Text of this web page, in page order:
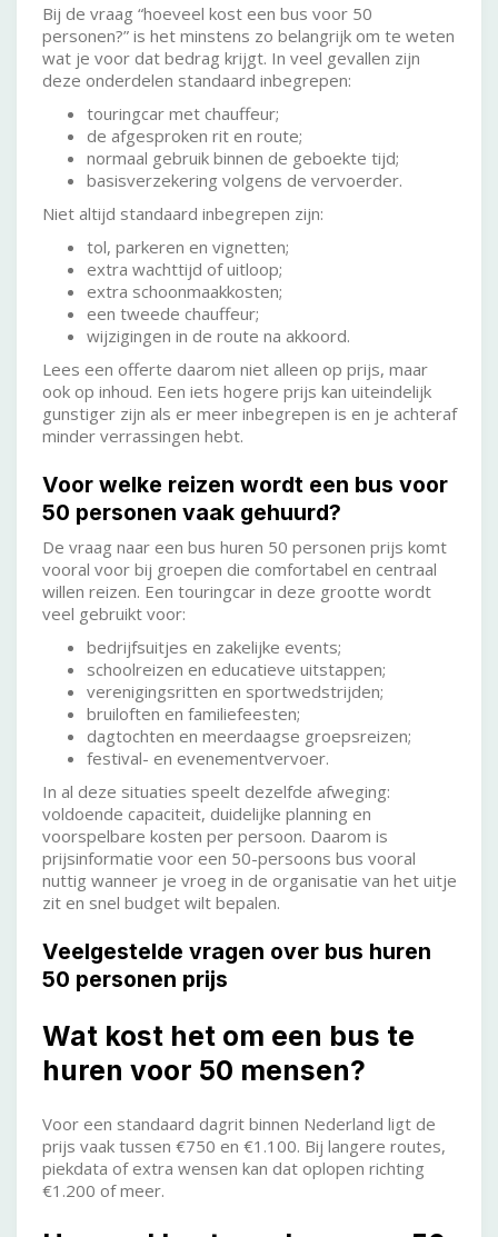
Bij de vraag “hoeveel kost een bus voor 50
personen?” is het minstens zo belangrijk om te weten
wat je voor dat bedrag krijgt. In veel gevallen zijn
deze onderdelen standaard inbegrepen:
touringcar met chauffeur;
de afgesproken rit en route;
normaal gebruik binnen de geboekte tijd;
basisverzekering volgens de vervoerder.
Niet altijd standaard inbegrepen zijn:
tol, parkeren en vignetten;
extra wachttijd of uitloop;
extra schoonmaakkosten;
een tweede chauffeur;
wijzigingen in de route na akkoord.
Lees een offerte daarom niet alleen op prijs, maar
ook op inhoud. Een iets hogere prijs kan uiteindelijk
gunstiger zijn als er meer inbegrepen is en je achteraf
minder verrassingen hebt.
Voor welke reizen wordt een bus voor
50 personen vaak gehuurd?
De vraag naar een bus huren 50 personen prijs komt
vooral voor bij groepen die comfortabel en centraal
willen reizen. Een touringcar in deze grootte wordt
veel gebruikt voor:
bedrijfsuitjes en zakelijke events;
schoolreizen en educatieve uitstappen;
verenigingsritten en sportwedstrijden;
bruiloften en familiefeesten;
dagtochten en meerdaagse groepsreizen;
festival- en evenementvervoer.
In al deze situaties speelt dezelfde afweging:
voldoende capaciteit, duidelijke planning en
voorspelbare kosten per persoon. Daarom is
prijsinformatie voor een 50-persoons bus vooral
nuttig wanneer je vroeg in de organisatie van het uitje
zit en snel budget wilt bepalen.
Veelgestelde vragen over bus huren
50 personen prijs
Wat kost het om een bus te
huren voor 50 mensen?
Voor een standaard dagrit binnen Nederland ligt de
prijs vaak tussen €750 en €1.100. Bij langere routes,
piekdata of extra wensen kan dat oplopen richting
€1.200 of meer.